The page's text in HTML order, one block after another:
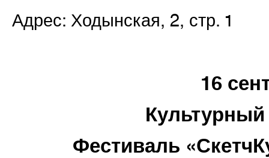
Адрес: Ходынская, 2, стр. 1
16
Фестиваль